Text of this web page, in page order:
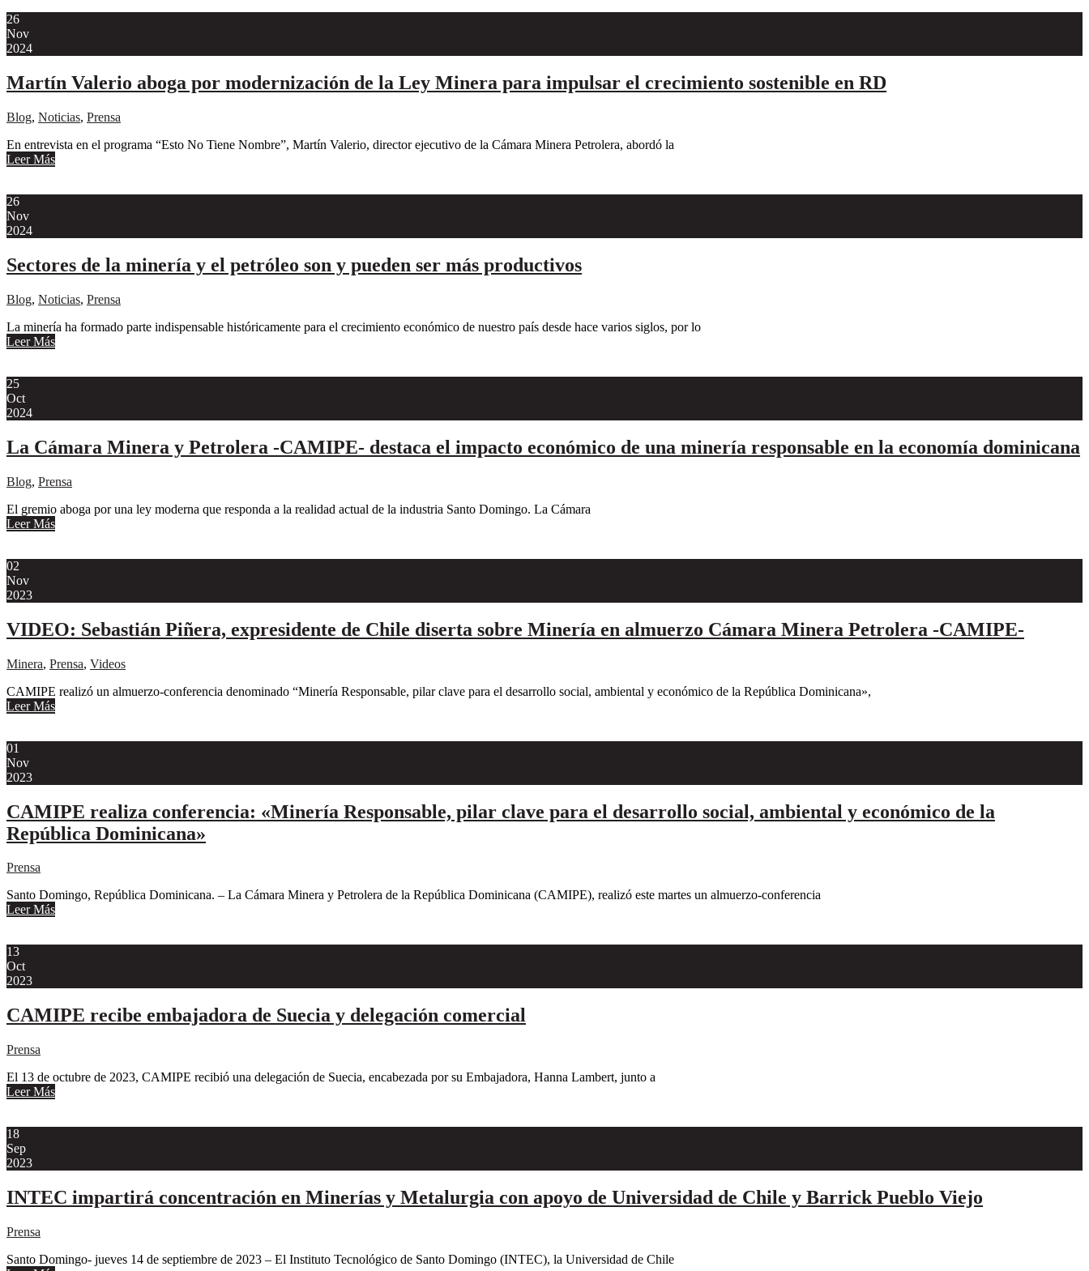
26
Nov
2024
Martín Valerio aboga por modernización de la Ley Minera para impulsar el crecimiento sostenible en RD
Blog, Noticias, Prensa
En entrevista en el programa “Esto No Tiene Nombre”, Martín Valerio, director ejecutivo de la Cámara Minera Petrolera, abordó la
Leer Más
26
Nov
2024
Sectores de la minería y el petróleo son y pueden ser más productivos
Blog, Noticias, Prensa
La minería ha formado parte indispensable históricamente para el crecimiento económico de nuestro país desde hace varios siglos, por lo
Leer Más
25
Oct
2024
La Cámara Minera y Petrolera -CAMIPE- destaca el impacto económico de una minería responsable en la economía dominicana
Blog, Prensa
El gremio aboga por una ley moderna que responda a la realidad actual de la industria Santo Domingo. La Cámara
Leer Más
02
Nov
2023
VIDEO: Sebastián Piñera, expresidente de Chile diserta sobre Minería en almuerzo Cámara Minera Petrolera -CAMIPE-
Minera, Prensa, Videos
CAMIPE realizó un almuerzo-conferencia denominado “Minería Responsable, pilar clave para el desarrollo social, ambiental y económico de la República Dominicana»,
Leer Más
01
Nov
2023
CAMIPE realiza conferencia: «Minería Responsable, pilar clave para el desarrollo social, ambiental y económico de la
República Dominicana»
Prensa
Santo Domingo, República Dominicana. – La Cámara Minera y Petrolera de la República Dominicana (CAMIPE), realizó este martes un almuerzo-conferencia
Leer Más
13
Oct
2023
CAMIPE recibe embajadora de Suecia y delegación comercial
Prensa
El 13 de octubre de 2023, CAMIPE recibió una delegación de Suecia, encabezada por su Embajadora, Hanna Lambert, junto a
Leer Más
18
Sep
2023
INTEC impartirá concentración en Minerías y Metalurgia con apoyo de Universidad de Chile y Barrick Pueblo Viejo
Prensa
Santo Domingo- jueves 14 de septiembre de 2023 – El Instituto Tecnológico de Santo Domingo (INTEC), la Universidad de Chile